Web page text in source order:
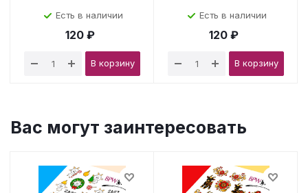
Есть в наличии
120 ₽
В корзину
Есть в наличии
120 ₽
В корзину
Вас могут заинтересовать